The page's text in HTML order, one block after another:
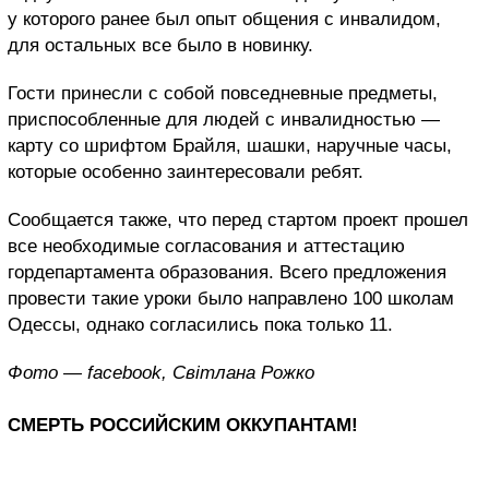
у которого ранее был опыт общения с инвалидом,
для остальных все было в новинку.
Гости принесли с собой повседневные предметы,
приспособленные для людей с инвалидностью —
карту со шрифтом Брайля, шашки, наручные часы,
которые особенно заинтересовали ребят.
Сообщается также, что перед стартом проект прошел
все необходимые согласования и аттестацию
гордепартамента образования. Всего предложения
провести такие уроки было направлено 100 школам
Одессы, однако согласились пока только 11.
Фото — facebook, Світлана Рожко
СМЕРТЬ РОССИЙСКИМ ОККУПАНТАМ!